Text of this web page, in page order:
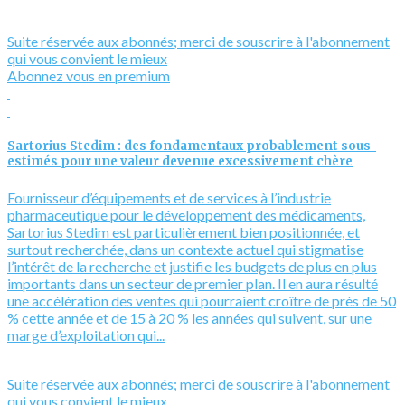
Suite réservée aux abonnés; merci de souscrire à l'abonnement
qui vous convient le mieux
Abonnez vous en premium
Sartorius Stedim : des fondamentaux probablement sous-
estimés pour une valeur devenue excessivement chère
Fournisseur d’équipements et de services à l’industrie
pharmaceutique pour le développement des médicaments,
Sartorius Stedim est particulièrement bien positionnée, et
surtout recherchée, dans un contexte actuel qui stigmatise
l’intérêt de la recherche et justifie les budgets de plus en plus
importants dans un secteur de premier plan. Il en aura résulté
une accélération des ventes qui pourraient croître de près de 50
% cette année et de 15 à 20 % les années qui suivent, sur une
marge d’exploitation qui...
Suite réservée aux abonnés; merci de souscrire à l'abonnement
qui vous convient le mieux